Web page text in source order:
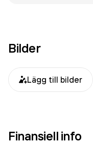
Bilder
Lägg till bilder
Finansiell info